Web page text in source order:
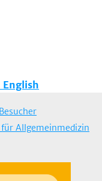
Allgemeinmedizin